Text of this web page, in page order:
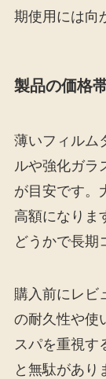
期使用には向
製品の価格
薄いフィルム
ルや強化ガラ
が目安です。
高額になりま
どうかで長期
購入前にレビ
の耐久性や使
スパを重視す
と無駄があり